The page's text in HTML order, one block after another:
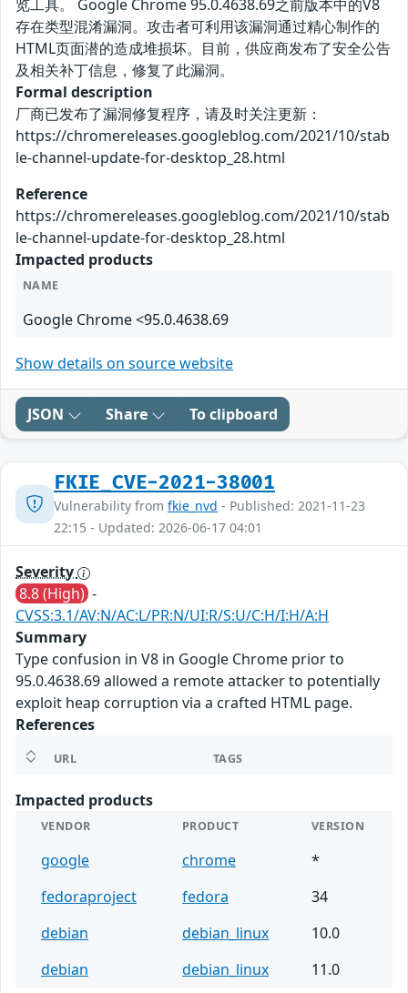
览工具。 Google Chrome 95.0.4638.69之前版本中的V8
存在类型混淆漏洞。攻击者可利用该漏洞通过精心制作的
HTML页面潜的造成堆损坏。目前，供应商发布了安全公告
及相关补丁信息，修复了此漏洞。
Formal description
厂商已发布了漏洞修复程序，请及时关注更新：
https://chromereleases.googleblog.com/2021/10/stab
le-channel-update-for-desktop_28.html
Reference
https://chromereleases.googleblog.com/2021/10/stab
le-channel-update-for-desktop_28.html
Impacted products
NAME
Google Chrome <95.0.4638.69
Show details on source website
JSON Share To clipboard
FKIE_CVE-2021-38001
Vulnerability from fkie_nvd - Published: 2021-11-23
22:15 - Updated: 2026-06-17 04:01
Severity
8.8 (High) -
CVSS:3.1/AV:N/AC:L/PR:N/UI:R/S:U/C:H/I:H/A:H
Summary
Type confusion in V8 in Google Chrome prior to
95.0.4638.69 allowed a remote attacker to potentially
exploit heap corruption via a crafted HTML page.
References
URL TAGS
Impacted products
VENDOR PRODUCT VERSION
google chrome
*
fedoraproject
fedora
34
debian
debian_linux
10.0
debian
debian_linux 11.0